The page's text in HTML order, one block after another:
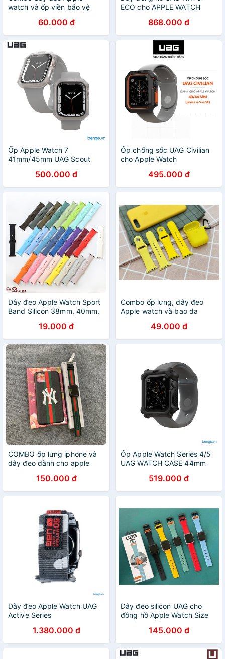
watch và ốp viền bảo vệ
60.000 đ
ECO cho APPLE WATCH
868.000 đ
Ốp Apple Watch 7
41mm/45mm UAG Scout
500.000 đ
Ốp chống sốc UAG Civilian
cho Apple Watch
495.000 đ
Dây đeo Apple Watch Sport
Band Silicon 38mm, 40mm,
19.000 đ
Combo ốp lưng, dây đeo
Apple watch và bao da
49.000 đ
COMBO ốp lưng iphone và
dây đeo dành cho apple
150.000 đ
Ốp Apple Watch Series 4/5
UAG WATCH CASE 44mm
519.000 đ
Dåy đeo Apple Watch UAG
Active Series
1.380.000 đ
Dây đeo silicon UAG cho
đồng hồ Apple Watch Size
tính - Full hộp145.000 đ